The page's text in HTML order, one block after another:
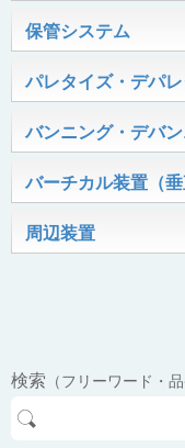
マグネット駆動コ
ジャブコン®
プラスチックベ
オークラ キャリ
ユニコンJr
クールコンベヤ
チェーン駆動ロ
チェーン駆動ロ
パレットコンベヤ
ローラコンベヤ
ホイールコンベヤ
フリーカーブコ
モータローラ＆コン
モータローラ単体
モータローラコ
マテハン機器
オークラホッパー
ポータブルクレ
OKベルコン（ス
生産終了品
OKURUN® /TW300
ハイスピードソーター
ディスクソーター
アングルソーター
クロスベルトソータ
PTIシステム
ピカトルシリーズ
HASS（ハズ）シリ
ピックティーチャシ
バラピッキングロボ
保管システム
Quick Shuttle®
パレタイズ・デパ
ロボットパレタイザ
ロボットパレタ
ロボットパレタイ
ビジョンパレタイズ
ビジョンデパレタイ
バンニング・デバ
トラックローダ「
伸縮ベルトコンベヤ
バーチカル装置（垂
ミニパーフェ® / VCS-
パーフェクトベヤー
製）
パーフェクトベヤ
周辺装置
オリプナー
検索 （フリーワード・品